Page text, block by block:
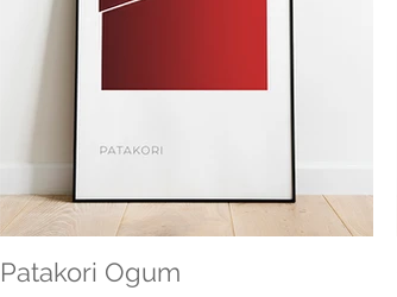
Patakori Ogum